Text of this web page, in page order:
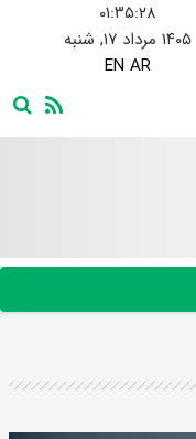
۰۱:۳۵:۲۹
۱۴۰۵ مرداد ۱۷, شنبه
EN AR